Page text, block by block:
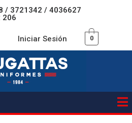
/ 3721342 / 4036627
206
Iniciar Sesión 0